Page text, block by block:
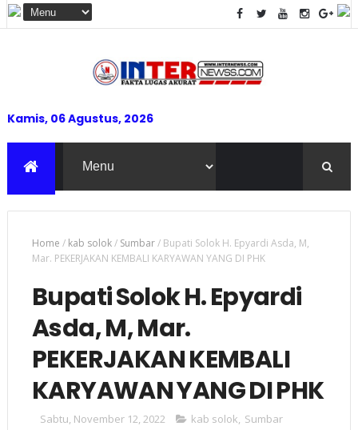
Kamis, 06 Agustus, 2026
Home / kab solok/ Sumbar/ Bupati Solok H. Epyardi Asda, M,
Mar. PEKERJAKAN KEMBALI KARYAWAN YANG DI PHK
Bupati Solok H. Epyardi
Asda, M, Mar.
PEKERJAKAN KEMBALI
KARYAWAN YANG DI PHK
Sabtu, November 12, 2022 kab solok, Sumbar